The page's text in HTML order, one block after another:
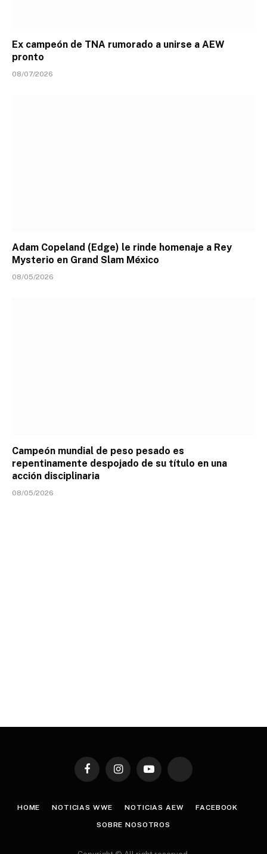
Ex campeón de TNA rumorado a unirse a AEW
pronto
08/07/2026
Adam Copeland (Edge) le rinde homenaje a Rey
Mysterio en Grand Slam México
08/05/2026
Campeón mundial de peso pesado es
repentinamente despojado de su título en una
acción disciplinaria
08/05/2026
FacebookInstagramYouTube TikTok
HOME NOTICIAS WWE NOTICIAS AEW FACEBOOK
SOBRE NOSOTROS